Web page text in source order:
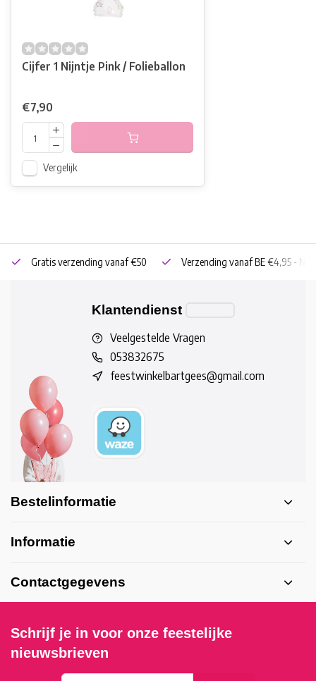
Cijfer 1 Nijntje Pink / Folieballon
€7,90
Vergelijk
Gratis verzending vanaf €50 Verzending vanaf BE €4,95 - NL
Klantendienst
Veelgestelde Vragen
053832675
feestwinkelbartgees@gmail.com
Bestelinformatie
Informatie
Contactgegevens
Schrijf je in voor onze feestelijke
nieuwsbrieven